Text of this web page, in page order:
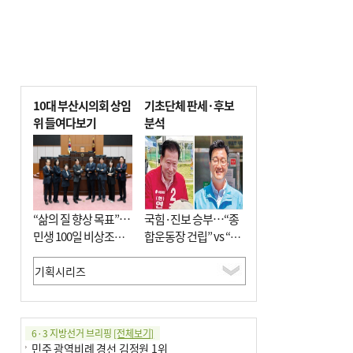
10대 부산시의회 상임
위 들여다보기
“삶의 질 향상 목표”…
민생 100일 비상조치
면밀 심사
기초단체 판세·후보
분석
국힘·진보 승부…“종
합운동장 건립” vs “출
근 공공버스 도입”
6·3 지방선거 브리핑 [전체보기]
민주 광역비례 경선 김정원 1위